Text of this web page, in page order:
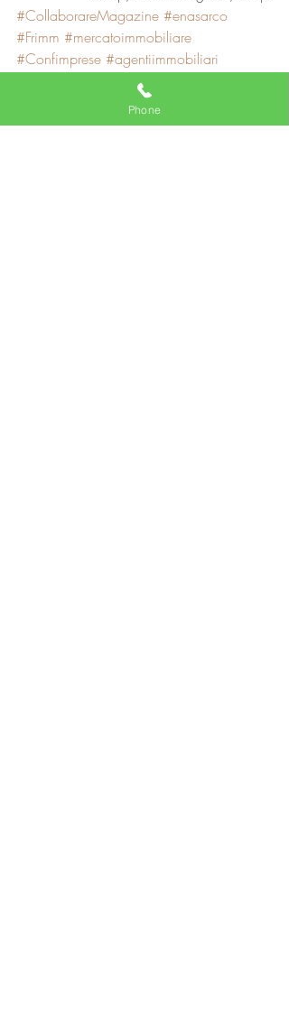
#CollaborareMagazine #enasarco
#Frimm #mercatoimmobiliare
#Confimprese #agentiimmobiliari
Phone